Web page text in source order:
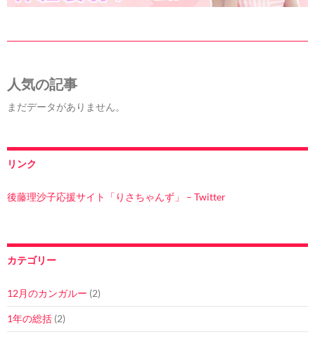
人気の記事
まだデータがありません。
リンク
後藤理沙子応援サイト「りさちゃんず」 – Twitter
カテゴリー
12月のカンガルー (2)
1年の総括 (2)